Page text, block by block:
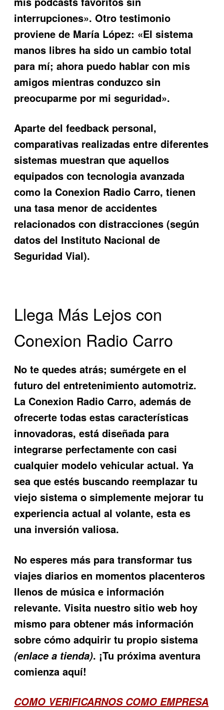
interrupciones». Otro testimonio
proviene de María López: «El sistema
manos libres ha sido un cambio total
para mí; ahora puedo hablar con mis
amigos mientras conduzco sin
preocuparme por mi seguridad».
Aparte del feedback personal,
comparativas realizadas entre diferentes
sistemas muestran que aquellos
equipados con tecnologia avanzada
como la Conexion Radio Carro, tienen
una tasa menor de accidentes
relacionados con distracciones (según
datos del Instituto Nacional de
Seguridad Vial).
Llega Más Lejos con
Conexion Radio Carro
No te quedes atrás; sumérgete en el
futuro del entretenimiento automotriz.
La Conexion Radio Carro, además de
ofrecerte todas estas características
innovadoras, está diseñada para
integrarse perfectamente con casi
cualquier modelo vehicular actual. Ya
sea que estés buscando reemplazar tu
viejo sistema o simplemente mejorar tu
experiencia actual al volante, esta es
una inversión valiosa.
No esperes más para transformar tus
viajes diarios en momentos placenteros
llenos de música e información
relevante. Visita nuestro sitio web hoy
mismo para obtener más información
sobre cómo adquirir tu propio sistema
(enlace a tienda). ¡Tu próxima aventura
comienza aquí!
COMO VERIFICARNOS COMO EMPRESA